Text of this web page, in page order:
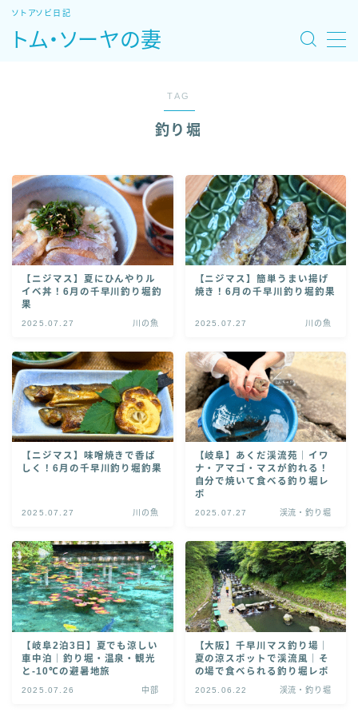
トム・ソーヤの妻
ソトアソビ日記
魚図鑑・レシピ
自然あそび場
宿・温泉・観光
特集：北海道車中泊旅
お問い合わせ
TAG
釣り堀
【ニジマス】夏にひんやりル
イベ丼！6月の千早川釣り堀釣
果
2025.07.27 川の魚
【ニジマス】簡単うまい揚げ
焼き！6月の千早川釣り堀釣果
2025.07.27 川の魚
【ニジマス】味噌焼きで香ば
しく！6月の千早川釣り堀釣果
2025.07.27 川の魚
【岐阜】あくだ渓流苑｜イワ
ナ・アマゴ・マスが釣れる！
自分で焼いて食べる釣り堀レ
ポ
2025.07.27 渓流・釣り堀
【岐阜2泊3日】夏でも涼しい
車中泊｜釣り堀・温泉・観光
と-10℃の避暑地旅
2025.07.26 中部
【大阪】千早川マス釣り場｜
夏の涼スポットで渓流風｜そ
の場で食べられる釣り堀レポ
2025.06.22 渓流・釣り堀